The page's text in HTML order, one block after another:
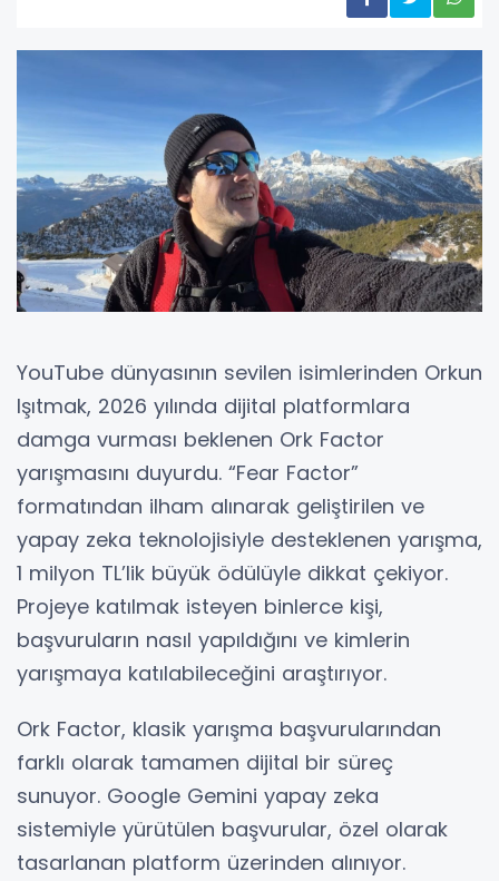
YouTube dünyasının sevilen isimlerinden Orkun
Işıtmak, 2026 yılında dijital platformlara
damga vurması beklenen Ork Factor
yarışmasını duyurdu. “Fear Factor”
formatından ilham alınarak geliştirilen ve
yapay zeka teknolojisiyle desteklenen yarışma,
1 milyon TL’lik büyük ödülüyle dikkat çekiyor.
Projeye katılmak isteyen binlerce kişi,
başvuruların nasıl yapıldığını ve kimlerin
yarışmaya katılabileceğini araştırıyor.
Ork Factor, klasik yarışma başvurularından
farklı olarak tamamen dijital bir süreç
sunuyor. Google Gemini yapay zeka
sistemiyle yürütülen başvurular, özel olarak
tasarlanan platform üzerinden alınıyor.